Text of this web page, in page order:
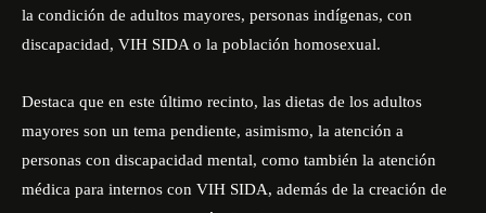
la condición de adultos mayores, personas indígenas, con
discapacidad, VIH SIDA o la población homosexual.
Destaca que en este último recinto, las dietas de los adultos
mayores son un tema pendiente, asimismo, la atención a
personas con discapacidad mental, como también la atención
médica para internos con VIH SIDA, además de la creación de